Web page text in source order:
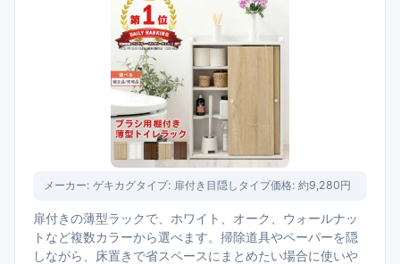
メーカー: ゲキカグタイプ: 扉付き目隠しタイプ価格: 約9,280円
扉付きの薄型ラックで、ホワイト、オーク、ウォールナッ
トなど複数カラーから選べます。掃除道具やペーパーを隠
しながら、床置きで省スペースにまとめたい場合に使いや